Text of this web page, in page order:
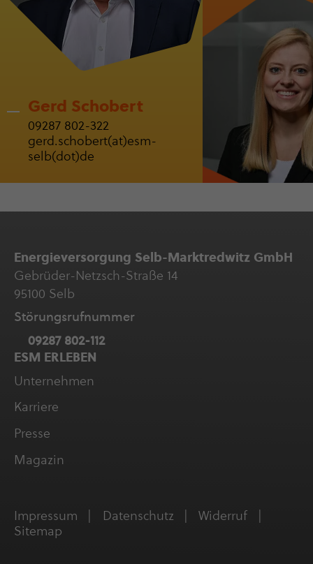
Gerd Schobert
09287 802-322
gerd.schobert(at)esm-
selb(dot)de
Ener­gie­ver­sor­gung Selb-Marktredwitz GmbH
Gebrüder-Netzsch-Straße 14
95100 Selb
Störungs­ruf­nummer
09287 802-112
ESM ERLEBEN
Unter­neh­men
Karriere
Presse
Magazin
Impressum Daten­schutz
Widerruf
Sitemap